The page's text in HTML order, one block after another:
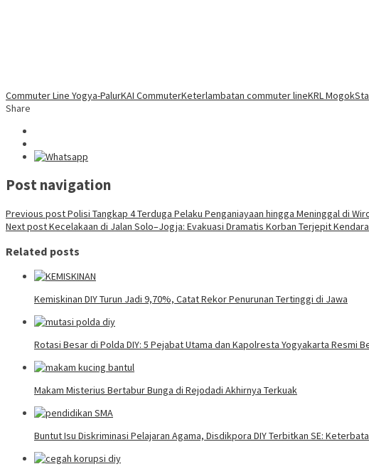
Commuter Line Yogya-PalurKAI CommuterKeterlambatan commuter lineKRL Mogok
Share
Post navigation
Previous postPolisi Tangkap 4 Terduga Pelaku Penganiayaan hingga Meninggal di
Next postKecelakaan di Jalan Solo–Jogja: Evakuasi Dramatis Korban Terjepit
Related posts
Kemiskinan DIY Turun Jadi 9,70%, Catat Rekor Penurunan Tertinggi di Jawa
Rotasi Besar di Polda DIY: 5 Pejabat Utama dan Kapolresta Yogyakarta Resmi
Makam Misterius Bertabur Bunga di Rejodadi Akhirnya Terkuak
Buntut Isu Diskriminasi Pelajaran Agama, Disdikpora DIY Terbitkan SE: